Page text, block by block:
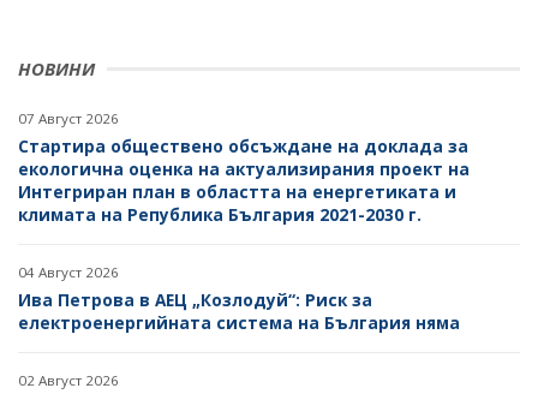
НОВИНИ
07 Август 2026
Стартира обществено обсъждане на доклада за
екологична оценка на актуализирания проект на
Интегриран план в областта на енергетиката и
климата на Република България 2021-2030 г.
04 Август 2026
Ива Петрова в АЕЦ „Козлодуй“: Риск за
електроенергийната система на България няма
02 Август 2026